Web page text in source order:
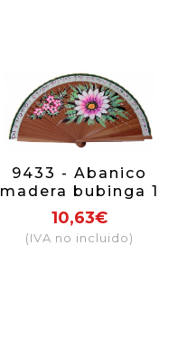
9433 - Abanico
madera bubinga 1
cara flores
10,63€
(IVA no incluido)